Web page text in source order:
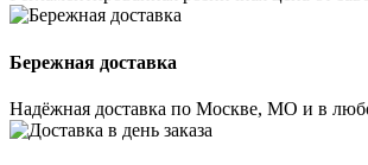
Бережная доставка
Надёжная доставка по Москве, МО и в